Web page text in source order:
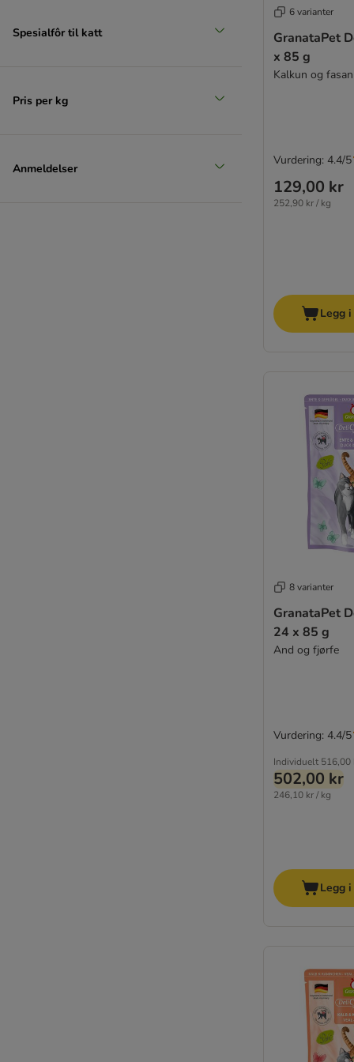
Rafi
Schmusy
Smølke
Spesialfôr til katt
Pris per kg
Anmeldelser
6 varianter
GranataPet
x 85 g
Kalkun og fasan
129,00 kr
252,90 kr / kg
Vurdering: 4.4/5
Legg
8 varianter
GranataPet
24 x 85 g
And og fjørfe
Individuelt 516,00
502,00 kr
246,10 kr / kg
Vurdering: 4.4/5
Legg